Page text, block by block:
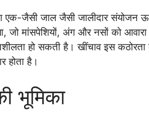
एक-जैसी जाल जैसी जालीदार संयोजन
जो मांसपेशियों, अंग और नसों को
हो सकती है। खींचाव इस
होता है।
भूमिका